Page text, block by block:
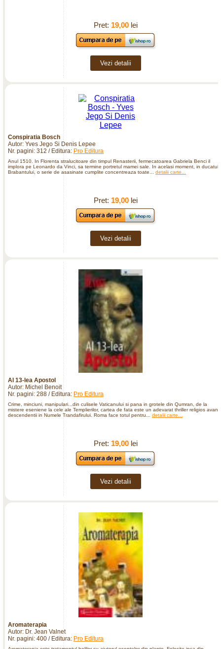
Pret: 19,00lei
Vezi detalii
Conspiratia Bosch
Autor: Yves Jego Si Denis Lepee
Nr. pagini: 312 / Editura: Pro Editura
Anul 1510. In Florenta stralucitoare din timpul Renasterii, fermecatoarea Gabriela Benci il
implora pe Leonardo da Vinci, sa termine portretul mamei sale. In acelasi moment, in ducatul
Brabantului, o serie de asasinate cumplite concentreaza toate... detalii carte...
Pret: 19,00lei
Vezi detalii
Al 13-lea Apostol
Autor: Michel Benoit
Nr. pagini: 288 / Editura: Pro Editura
Crime, minciuni, manipulari...din culisele Vaticanului si pana in grotele din Qumran, de la
mistere eseniene la cele ale Templierilor, cartea de fata este un adevarat thriller religios avand
descendentii in Numele Trandafirului. Roma face totul pentru... detalii carte...
Pret: 19,00lei
Vezi detalii
Aromaterapia
Autor: Dr. Jean Valnet
Nr. pagini: 400 / Editura: Pro Editura